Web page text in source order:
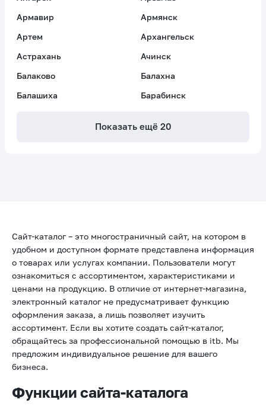
Армавир
Армянск
Артем
Архангельск
Астрахань
Ачинск
Балаково
Балахна
Балашиха
Барабинск
Показать ещё 20
Сайт-каталог – это многостраничный сайт, на котором в
удобном и доступном формате представлена информация
о товарах или услугах компании. Пользователи могут
ознакомиться с ассортиментом, характеристиками и
ценами на продукцию. В отличие от интернет-магазина,
электронный каталог не предусматривает функцию
оформления заказа, а лишь позволяет изучить
ассортимент. Если вы хотите создать сайт-каталог,
обращайтесь за профессиональной помощью в itb. Мы
предложим индивидуальное решение для вашего
бизнеса.
Функции сайта-каталога